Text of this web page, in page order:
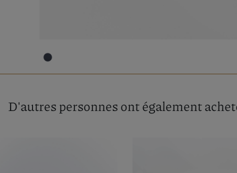
D'autres personnes ont également